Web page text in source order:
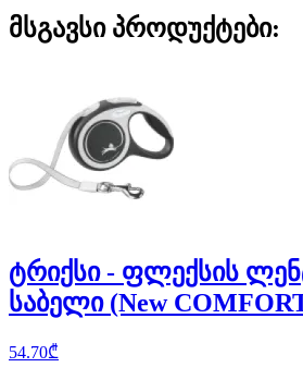
მსგავსი პროდუქტები:
ტრიქსი - ფლექსის
საბელი (New
54.70₾